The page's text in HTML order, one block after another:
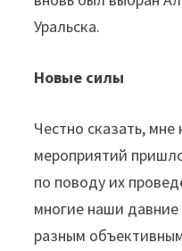
Уральска.
Новые силы
Честно сказать, мне
мероприятий
по поводу их
многие наши
разным